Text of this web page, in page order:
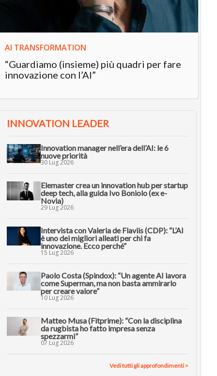
AI TRANSFORMATION
“Guardiamo (insieme) più quadri per fare
innovazione con l’AI”
INNOVATION LEADER
Innovation manager nell’era dell’AI: le 6
nuove priorità
30 Lug 2026
Elemaster crea un innovation hub per startup
deep tech, alla guida Ivo Boniolo (ex e-
Novia)
29 Lug 2026
Intervista con Valeria de Flaviis (CDP): “L’AI
è uno dei migliori alleati per chi fa
innovazione. Ecco perché”
15 Lug 2026
Paolo Costa (Spindox): “Un agente AI lavora
come Superman, ma non basta ammirarlo
per creare valore”
10 Lug 2026
Matteo Musa (Fitprime): “Con la disciplina
da rugbista ho fatto impresa senza
spezzarmi”
07 Lug 2026
Vedi tutti gli approfondimenti >